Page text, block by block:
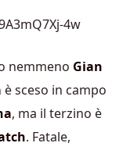
4w
nemmeno Gian
è sceso in campo
, ma il terzino è
. Fatale,